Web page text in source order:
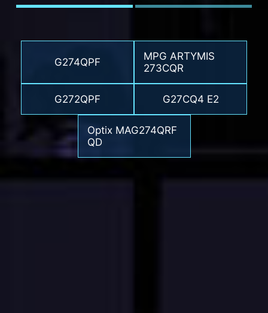
G274QPF
MPG ARTYMIS
273CQR
G272QPF G27CQ4 E2
Optix MAG274QRF
QD